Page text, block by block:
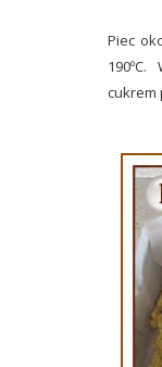
Piec
cukrem